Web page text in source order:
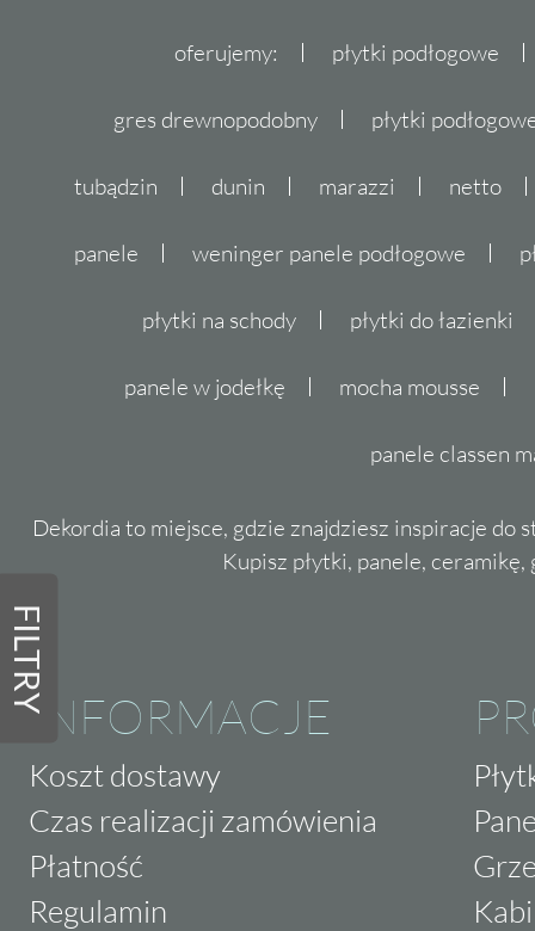
FILTRY
oferujemy: płytki podłogowe
gres drewnopodobny płytki
tubądzin dunin marazzi netto
panele weninger panele podłogowe
płytki na schody płytki do łazienki
panele w jodełkę mocha mousse
panele classen
Dekordia to miejsce, gdzie znajdziesz inspiracje do
Kupisz płytki, panele,
INFORMACJE
Koszt dostawy
Czas realizacji zamówienia
Płatność
Regulamin